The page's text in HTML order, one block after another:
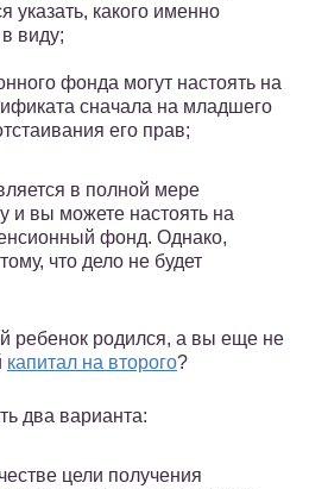
указать, какого именно
виду;
фонда могут настоять на
сначала на младшего
его прав;
в полной мере
и вы можете настоять на
фонд. Однако,
что дело не будет
ребенок родился, а вы еще не
капитал на второго?
два варианта:
цели получения